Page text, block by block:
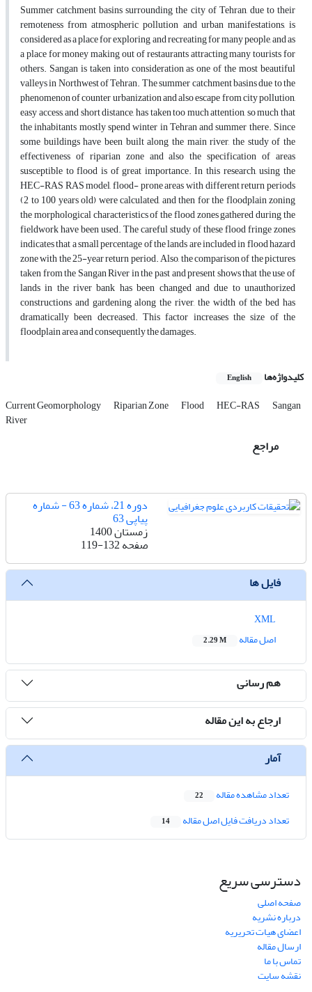
Summer catchment basins surrounding the city of Tehran, due to their
remoteness from atmospheric pollution and urban manifestations, is
considered as a place for exploring and recreating for many people, and as
a place for money making out of restaurants attracting many tourists for
others. Sangan is taken into consideration as one of the most beautiful
valleys in Northwest of Tehran. The summer catchment basins due to the
phenomenon of counter urbanization and also escape from city pollution,
easy access, and short distance, has taken too much attention, so much that
the inhabitants mostly spend winter in Tehran and summer there. Since
some buildings have been built along the main river, the study of the
effectiveness of riparian zone and also the specification of areas
susceptible to flood is of great importance. In this research, using the
HEC-RAS RAS model, flood- prone areas with different return periods
(2 to 100 years old) were calculated, and then for the floodplain zoning
the morphological characteristics of the flood zones gathered during the
fieldwork have been used. The careful study of these flood fringe zones
indicates that a small percentage of the lands are included in flood hazard
zone with the 25-year return period. Also, the comparison of the pictures
taken from the Sangan River in the past and present shows that the use of
lands in the river bank has been changed and due to unauthorized
constructions and gardening along the river, the width of the bed has
dramatically been decreased. This factor increases the size of the
floodplain area and consequently the damages.
کلیدواژه‌ها English
Current Geomorphology Riparian Zone Flood HEC-RAS Sangan
River
مراجع
دوره 21، شماره 63 - شماره
پیاپی 63
زمستان 1400
صفحه119-132
فایل ها
اصل مقاله
2.29 M
هم رسانی
ارجاع به این مقاله
آمار
تعداد مشاهده مقاله 22
تعداد دریافت فایل اصل مقاله 14
دسترسی سریع
صفحه اصلی
درباره نشریه
اعضای هیات تحریریه
ارسال مقاله
تماس با ما
نقشه سایت